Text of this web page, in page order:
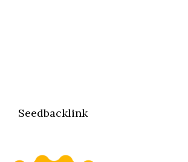
Seedbacklink